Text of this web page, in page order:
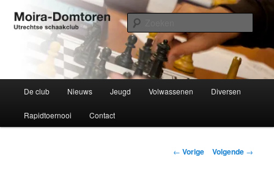
naar
Moira-Domtoren
Utrechtse schaakclub opgericht 1934
De club Nieuws Jeugd Volwassenen Diversen
Rapidtoernooi Contact
Bericht
← Vorige Volgende →